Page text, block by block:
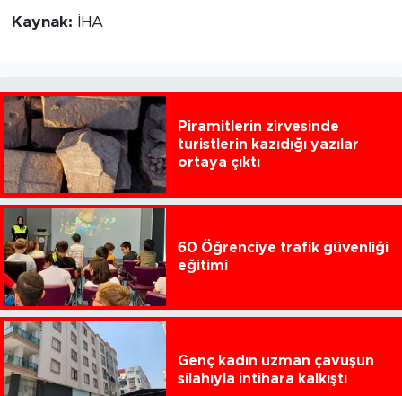
Kaynak: İHA
Piramitlerin zirvesinde
turistlerin kazıdığı yazılar
ortaya çıktı
60 Öğrenciye trafik güvenliği
eğitimi
Genç kadın uzman çavuşun
silahıyla intihara kalkıştı